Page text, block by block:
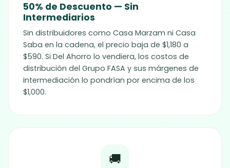
50% de Descuento — Sin
Intermediarios
Sin distribuidores como Casa Marzam ni Casa
Saba en la cadena, el precio baja de $1,180 a
$590. Si Del Ahorro lo vendiera, los costos de
distribución del Grupo FASA y sus márgenes de
intermediación lo pondrían por encima de los
$1,000.
🚚